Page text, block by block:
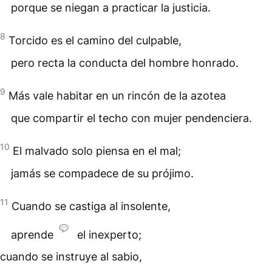
porque se niegan a practicar la justicia.
8 Torcido es el camino del culpable,
pero recta la conducta del hombre honrado.
9 Más vale habitar en un rincón de la azotea
que compartir el techo con mujer pendenciera.
10 El malvado solo piensa en el mal;
jamás se compadece de su prójimo.
11 Cuando se castiga al insolente,
aprende
el inexperto;
cuando se instruye al sabio,